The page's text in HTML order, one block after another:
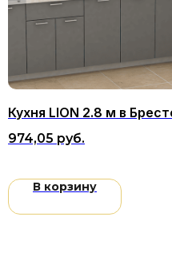
Кухня LION 2.8 м в
974,05 руб.
В корзину